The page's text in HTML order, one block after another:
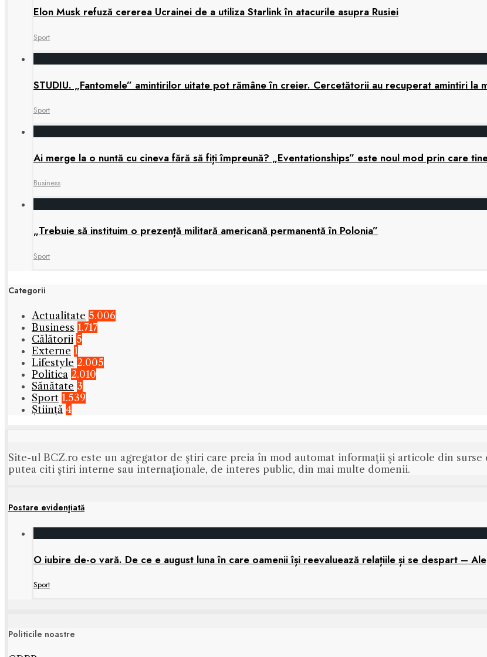
Elon Musk refuză cererea Ucrainei de a utiliza Starlink în atacurile asupra Rusiei
Sport
STUDIU. „Fantomele” amintirilor uitate pot rămâne în creier. Cercetătorii au recuperat amintiri
Sport
Ai merge la o nuntă cu cineva fără să fiți împreună? „Eventationships” este noul mod prin care
Business
„Trebuie să instituim o prezență militară americană permanentă în Polonia”
Sport
Categorii
Actualitate 5.006
Business 1.717
Călătorii 5
Externe 1
Lifestyle 2.005
Politica 2.010
Sănătate 3
Sport 1.539
Știință 4
Site-ul BCZ.ro este un agregator de ştiri care preia în mod automat informaţii şi articole din
putea citi ştiri interne sau internaţionale, de interes public, din mai multe domenii.
Postare evidenţiată
O iubire de-o vară. De ce e august luna în care oamenii își reevaluează relațiile și se despart –
Sport
Politicile noastre